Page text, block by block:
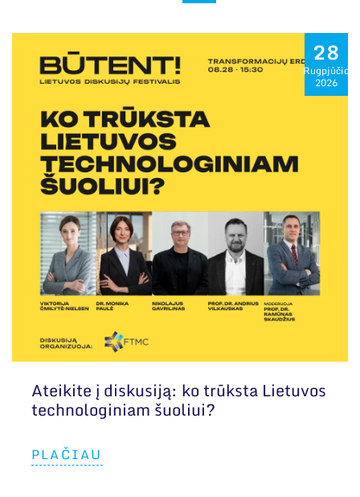
28
Rugpjūčio
2026
Ateikite į diskusiją: ko trūksta Lietuvos
technologiniam šuoliui?
PLAČIAU